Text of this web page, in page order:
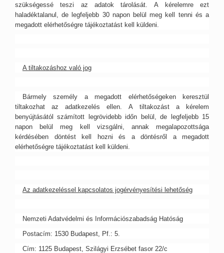
szükségessé teszi az adatok tárolását. A kérelemre ezt
haladéktalanul, de legfeljebb 30 napon belül meg kell tenni és a
megadott elérhetőségre tájékoztatást kell küldeni.
A tiltakozáshoz való jog
Bármely személy a megadott elérhetőségeken keresztül
tiltakozhat az adatkezelés ellen. A tiltakozást a kérelem
benyújtásától számított legrövidebb időn belül, de legfeljebb 15
napon belül meg kell vizsgálni, annak megalapozottsága
kérdésében döntést kell hozni és a döntésről a megadott
elérhetőségre tájékoztatást kell küldeni.
Az adatkezeléssel kapcsolatos jogérvényesítési lehetőség
Nemzeti Adatvédelmi és Információszabadság Hatóság
Postacím: 1530 Budapest, Pf.: 5.
Cím: 1125 Budapest, Szilágyi Erzsébet fasor 22/c